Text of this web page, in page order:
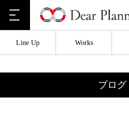
Line Up Works
ブログ